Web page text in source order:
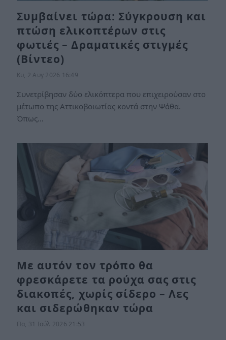
Συμβαίνει τώρα: Σύγκρουση και
πτώση ελικοπτέρων στις
φωτιές – Δραματικές στιγμές
(Βίντεο)
Κυ, 2 Αυγ 2026 16:49
Συνετρίβησαν δύο ελικόπτερα που επιχειρούσαν στο
μέτωπο της Αττικοβοιωτίας κοντά στην Ψάθα.
Όπως…
Με αυτόν τον τρόπο θα
φρεσκάρετε τα ρούχα σας στις
διακοπές, χωρίς σίδερο – Λες
και σιδερώθηκαν τώρα
Πα, 31 Ιούλ 2026 21:53